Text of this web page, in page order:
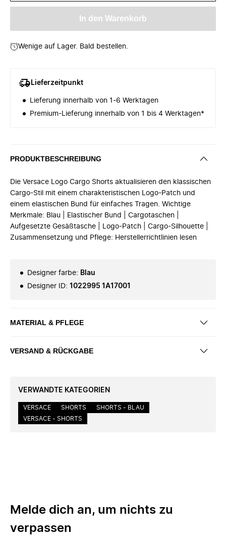
In den Warenkorb
Wenige auf Lager. Bald bestellen.
Lieferzeitpunkt
Lieferung innerhalb von 1-6 Werktagen
Premium-Lieferung innerhalb von 1 bis 4 Werktagen*
PRODUKTBESCHREIBUNG
Die Versace Logo Cargo Shorts aktualisieren den klassischen
Cargo-Stil mit einem charakteristischen Logo-Patch und
einem elastischen Bund für einfaches Tragen. Wichtige
Merkmale: Blau | Elastischer Bund | Cargotaschen |
Aufgesetzte Gesäßtasche | Logo-Patch | Cargo-Silhouette |
Zusammensetzung und Pflege: Herstellerrichtlinien lesen
Designer farbe: Blau
Designer ID: 1022995 1A17001
MATERIAL & PFLEGE
VERSAND & RÜCKGABE
VERWANDTE KATEGORIEN
VERSACE SHORTS
SHORTS - BLAU
VERSACE - SHORTS
Melde dich an, um nichts zu
verpassen